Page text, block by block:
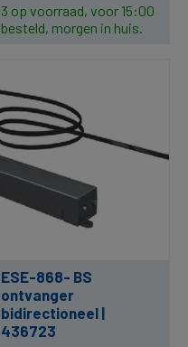
3 op voorraad, voor 15:00
besteld, morgen in huis.
ESE-868- BS
ontvanger
bidirectioneel |
436723